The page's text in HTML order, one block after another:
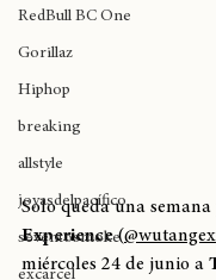
The Pharcyde
RedBull BC One
Gorillaz
Hiphop
breaking
allstyle
joyasdelpacífico
seventosmoke
Solo queda una
Experience (